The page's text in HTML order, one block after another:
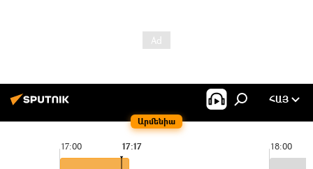
Արմենիա
ՀԱՅ
17:00 18:00
17:17